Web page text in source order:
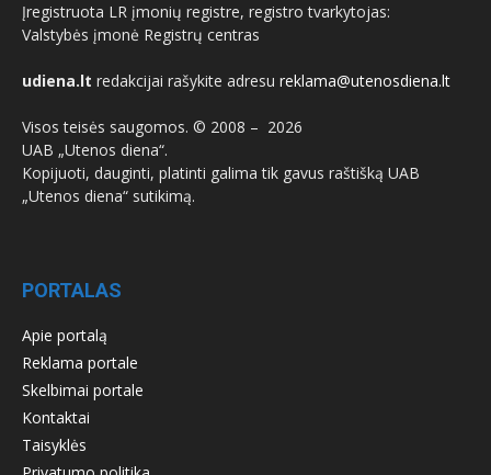
Įregistruota LR įmonių registre, registro tvarkytojas:
Valstybės įmonė Registrų centras
udiena.lt redakcijai rašykite adresu reklama@utenosdiena.lt
Visos teisės saugomos. © 2008 – 2026
UAB „Utenos diena“.
Kopijuoti, dauginti, platinti galima tik gavus raštišką UAB
„Utenos diena“ sutikimą.
PORTALAS
Apie portalą
Reklama portale
Skelbimai portale
Kontaktai
Taisyklės